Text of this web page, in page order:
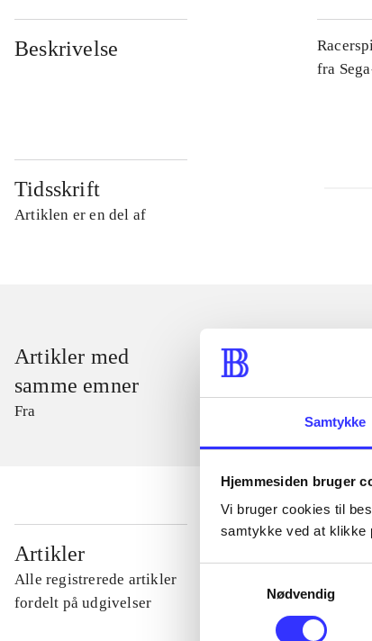
Samtykke
Hjemmesiden bruger
Vi bruger cookies til
samtykke ved at klikke
Nødvendig
Beskrivelse
fra
Tidsskrift
Artiklen er en del af
Artikler med
samme emner
Fra
Artikler
Alle registrerede artikler
fordelt på udgivelser
...